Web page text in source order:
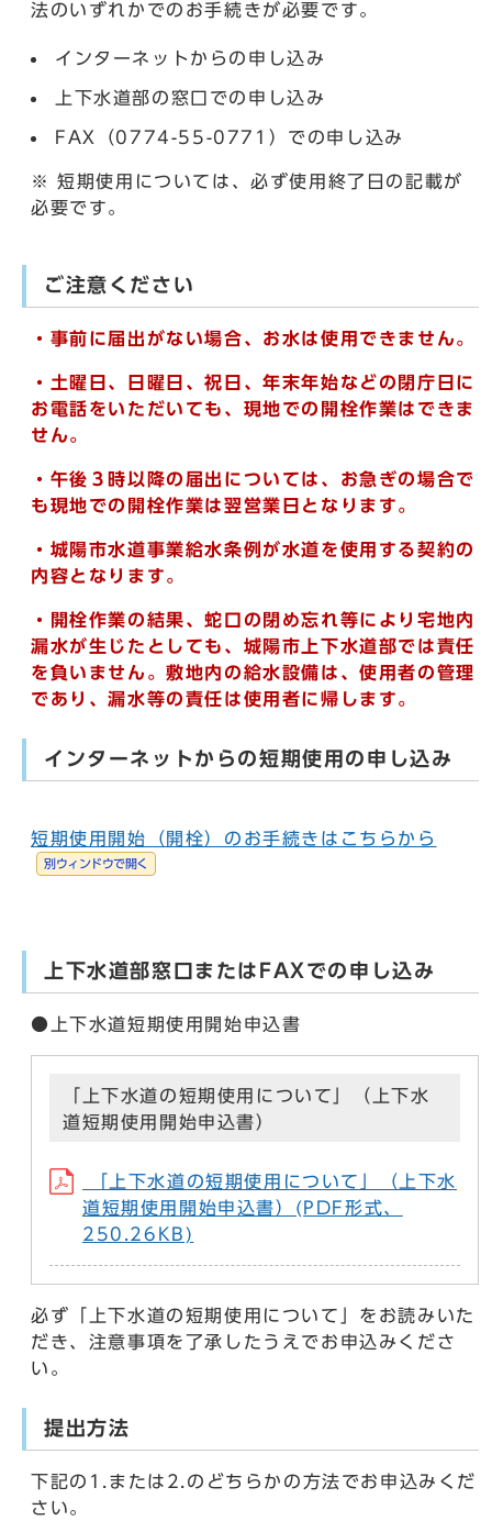
法のいずれかでのお手続きが必要です。
インターネットからの申し込み
上下水道部の窓口での申し込み
FAX（0774-55-0771）での申し込み
※ 短期使用については、必ず使用終了日の記載が
必要です。
ご注意ください
・事前に届出がない場合、お水は使用できません。
・土曜日、日曜日、祝日、年末年始などの閉庁日に
お電話をいただいても、現地での開栓作業はできま
せん。
・午後３時以降の届出については、お急ぎの場合で
も現地での開栓作業は翌営業日となります。
・城陽市水道事業給水条例が水道を使用する契約の
内容となります。
・開栓作業の結果、蛇口の閉め忘れ等により宅地内
漏水が生じたとしても、城陽市上下水道部では責任
を負いません。敷地内の給水設備は、使用者の管理
であり、漏水等の責任は使用者に帰します。
インターネットからの短期使用の申し込み
短期使用開始（開栓）のお手続きはこちらから
別ウィンドウで開く
上下水道部窓口またはFAXでの申し込み
●上下水道短期使用開始申込書
「上下水道の短期使用について」（上下水
道短期使用開始申込書）
「上下水道の短期使用について」（上下水
道短期使用開始申込書）(PDF形式、
250.26KB)
必ず「上下水道の短期使用について」をお読みいた
だき、注意事項を了承したうえでお申込みくださ
い。
提出方法
下記の1.または2.のどちらかの方法でお申込みくだ
さい。